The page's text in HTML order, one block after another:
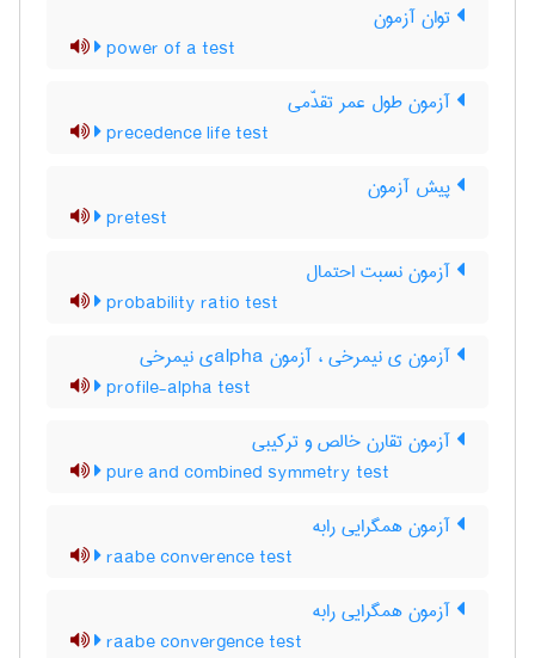
توان آزمون
power of a test
آزمون طول عمر تقدّمی
precedence life test
پیش آزمون
pretest
آزمون نسبت احتمال
probability ratio test
آزمون ی نیمرخی ، آزمون ‌a‌l‌p‌h‌aی نیمرخی
profile-alpha test
آزمون تقارن خالص و ترکیبی
pure and combined symmetry test
آزمون همگرایی رابه
raabe converence test
آزمون همگرایی رابه
raabe convergence test